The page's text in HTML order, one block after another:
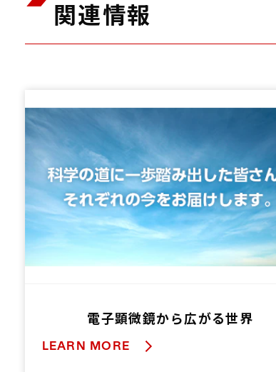
関連情報
電子顕微鏡から広がる世界
LEARN MORE